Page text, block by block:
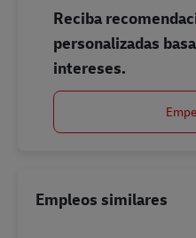
Reciba
personalizadas
intereses.
Empleos similares